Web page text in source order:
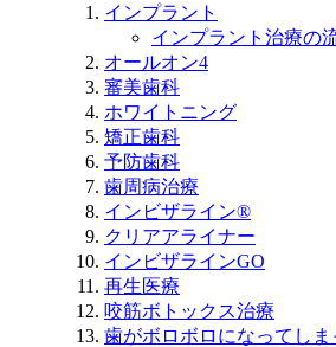
インプラント
インプラント治療の
オールオン4
審美歯科
ホワイトニング
矯正歯科
予防歯科
歯周病治療
インビザライン®
クリアアライナー
インビザラインGO
再生医療
咬筋ボトックス治療
歯がボロボロになってし